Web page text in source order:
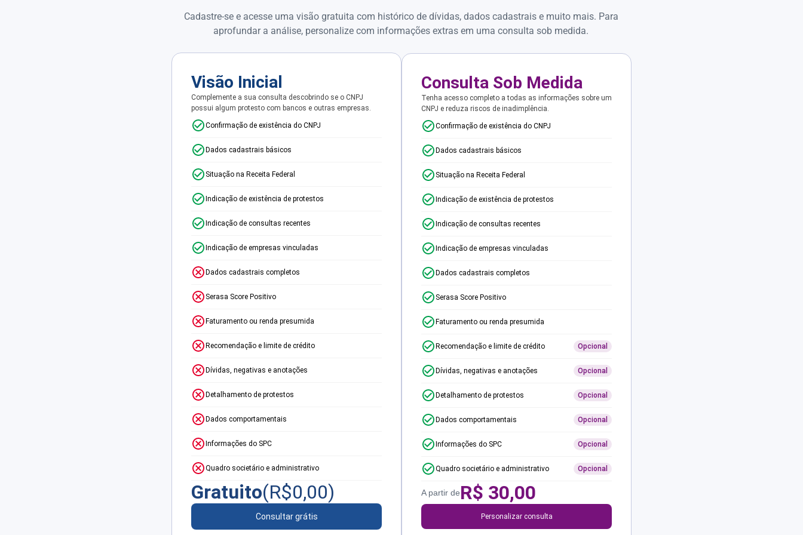
Cadastre-se e acesse uma visão gratuita com histórico de dívidas, dados cadastrais e muito mais. Para
aprofundar a análise, personalize com informações extras em uma consulta sob medida.
Visão Inicial
Complemente a sua consulta descobrindo se o CNPJ
possui algum protesto com bancos e outras empresas.
Confirmação de existência do CNPJ
Dados cadastrais básicos
Situação na Receita Federal
Indicação de existência de protestos
Indicação de consultas recentes
Indicação de empresas vinculadas
Dados cadastrais completos
Serasa Score Positivo
Faturamento ou renda presumida
Recomendação e limite de crédito
Dívidas, negativas e anotações
Detalhamento de protestos
Dados comportamentais
Informações do SPC
Quadro societário e administrativo
Gratuito(R$0,00)
Consultar grátis
Consulta Sob Medida
Tenha acesso completo a todas as informações sobre um
CNPJ e reduza riscos de inadimplência.
Confirmação de existência do CNPJ
Dados cadastrais básicos
Situação na Receita Federal
Indicação de existência de protestos
Indicação de consultas recentes
Indicação de empresas vinculadas
Dados cadastrais completos
Serasa Score Positivo
Faturamento ou renda presumida
Recomendação e limite de crédito Opcional
Dívidas, negativas e anotações Opcional
Detalhamento de protestos Opcional
Dados comportamentais Opcional
Informações do SPC Opcional
Quadro societário e administrativo Opcional
A partir deR$ 30,00
Personalizar consulta